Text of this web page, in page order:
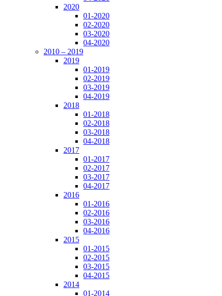
2020
01-2020
02-2020
03-2020
04-2020
2010 – 2019
2019
01-2019
02-2019
03-2019
04-2019
2018
01-2018
02-2018
03-2018
04-2018
2017
01-2017
02-2017
03-2017
04-2017
2016
01-2016
02-2016
03-2016
04-2016
2015
01-2015
02-2015
03-2015
04-2015
2014
01-2014